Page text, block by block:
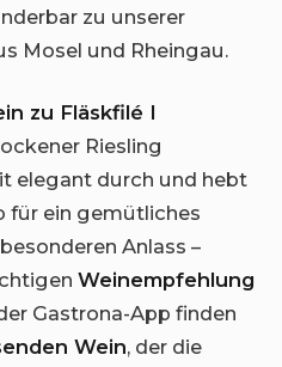
zu unserer
Mosel und Rheingau.
zu Fläskfilé I
Riesling
elegant durch und hebt
für ein gemütliches
Anlass –
Weinempfehlung
Gastrona-App finden
Wein, der die